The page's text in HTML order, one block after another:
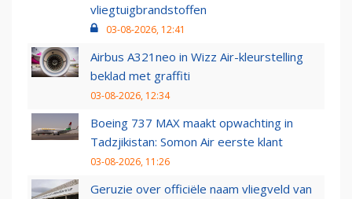
vliegtuigbrandstoffen
03-08-2026, 12:41
Airbus A321neo in Wizz Air-kleurstelling
beklad met graffiti
03-08-2026, 12:34
Boeing 737 MAX maakt opwachting in
Tadzjikistan: Somon Air eerste klant
03-08-2026, 11:26
Geruzie over officiële naam vliegveld van